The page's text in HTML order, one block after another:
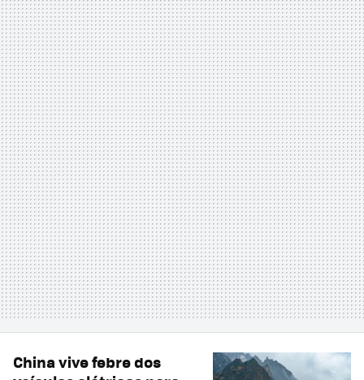
China vive febre dos